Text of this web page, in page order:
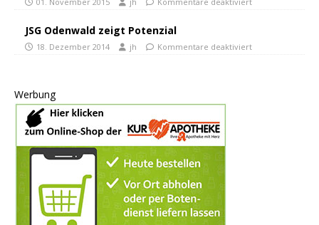
JSG Odenwald zeigt Potenzial
18. Dezember 2014 jh Kommentare deaktiviert
Werbung